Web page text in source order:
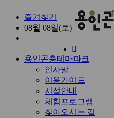
즐겨찾기
08월 08일(토)
으
용인곤충테마파크
인사말
이용가이드
시설안내
체험프로그램
찾아오시는 길